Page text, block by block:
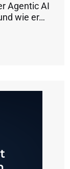
Agentic AI
wie er…